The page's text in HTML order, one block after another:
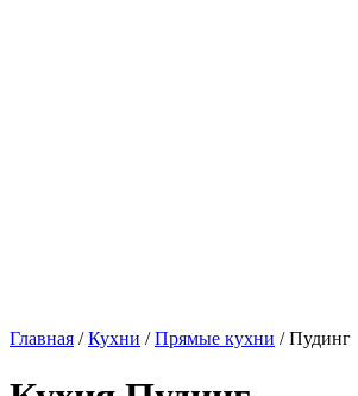
Главная /Кухни /Прямые кухни / Пудинг